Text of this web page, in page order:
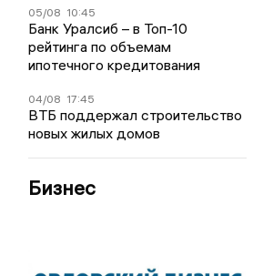
05/08 10:45
Банк Уралсиб – в Топ-10
рейтинга по объемам
ипотечного кредитования
04/08 17:45
ВТБ поддержал строительство
новых жилых домов
Бизнес